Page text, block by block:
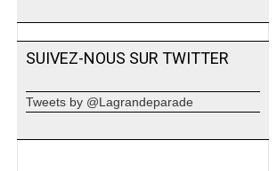
SUIVEZ-NOUS SUR TWITTER
Tweets by @Lagrandeparade